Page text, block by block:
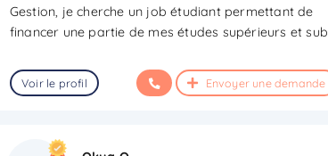
Gestion, je cherche un job étudiant permettant de
financer une partie de mes études supérieurs et sub
Voir le profil Envoyer une demande